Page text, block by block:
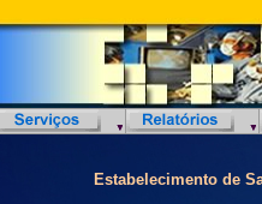
Estabelecimento de